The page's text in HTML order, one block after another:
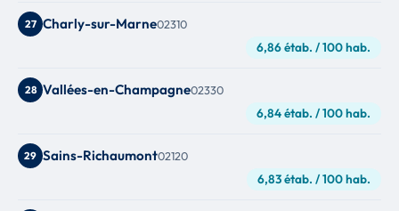
27 Charly-sur-Marne02310
6,86 étab. / 100 hab.
28 Vallées-en-Champagne02330
6,84 étab. / 100 hab.
29 Sains-Richaumont02120
6,83 étab. / 100 hab.